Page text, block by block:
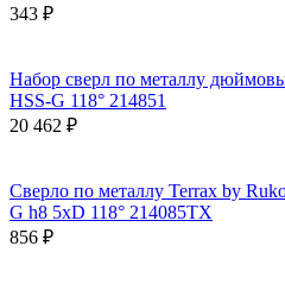
343 ₽
Набор сверл по металлу
HSS-G 118° 214851
20 462 ₽
Сверло по металлу Terrax by
G h8 5xD 118° 214085TX
856 ₽